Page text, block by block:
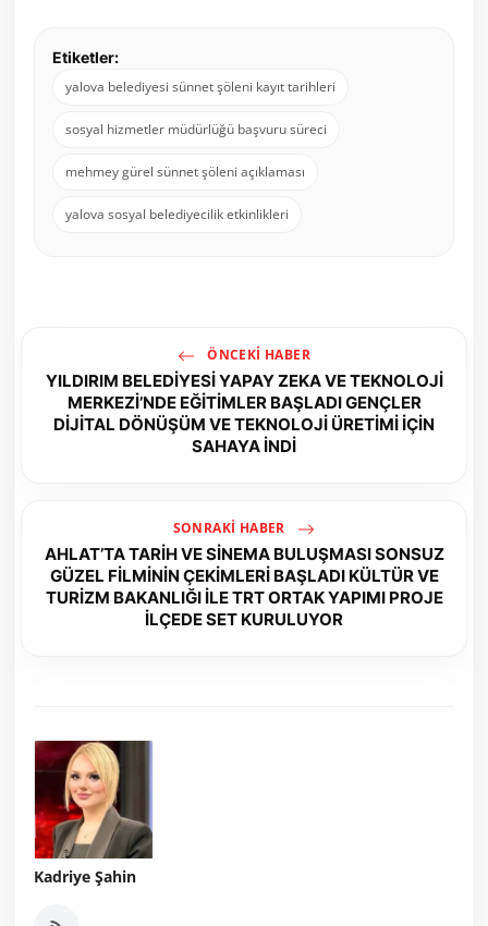
Etiketler:
yalova belediyesi sünnet şöleni kayıt tarihleri
sosyal hizmetler müdürlüğü başvuru süreci
mehmey gürel sünnet şöleni açıklaması
yalova sosyal belediyecilik etkinlikleri
ÖNCEKI HABER
YILDIRIM BELEDİYESİ YAPAY ZEKA VE TEKNOLOJİ
MERKEZİ’NDE EĞİTİMLER BAŞLADI GENÇLER
DİJİTAL DÖNÜŞÜM VE TEKNOLOJİ ÜRETİMİ İÇİN
SAHAYA İNDİ
SONRAKI HABER
AHLAT’TA TARİH VE SİNEMA BULUŞMASI SONSUZ
GÜZEL FİLMİNİN ÇEKİMLERİ BAŞLADI KÜLTÜR VE
TURİZM BAKANLIĞI İLE TRT ORTAK YAPIMI PROJE
İLÇEDE SET KURULUYOR
Kadriye Şahin